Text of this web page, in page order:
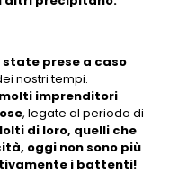
prese a caso
nostri tempi.
molti imprenditori
, legate al periodo di
di loro, quelli che
oggi non sono più
i battenti!